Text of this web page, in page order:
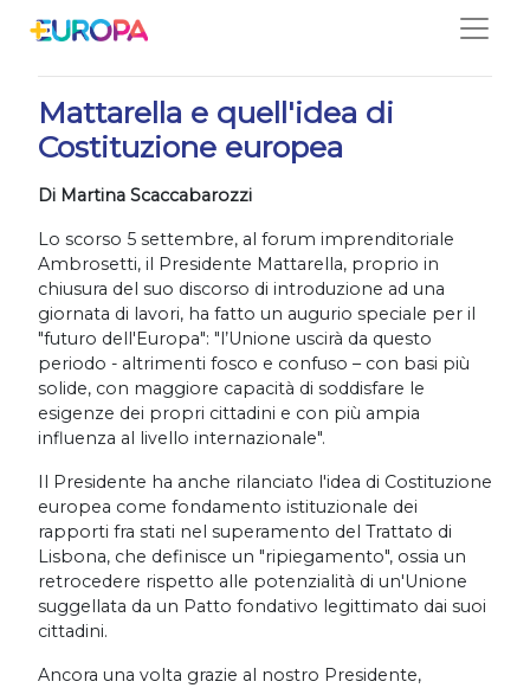
07/10/2020
Mattarella e quell'idea di
Costituzione europea
Di Martina Scaccabarozzi
Lo scorso 5 settembre, al forum imprenditoriale
Ambrosetti, il Presidente Mattarella, proprio in
chiusura del suo discorso di introduzione ad una
giornata di lavori, ha fatto un augurio speciale per il
"futuro dell'Europa": "l’Unione uscirà da questo
periodo - altrimenti fosco e confuso – con basi più
solide, con maggiore capacità di soddisfare le
esigenze dei propri cittadini e con più ampia
influenza al livello internazionale".
Il Presidente ha anche rilanciato l'idea di Costituzione
europea come fondamento istituzionale dei
rapporti fra stati nel superamento del Trattato di
Lisbona, che definisce un "ripiegamento", ossia un
retrocedere rispetto alle potenzialità di un'Unione
suggellata da un Patto fondativo legittimato dai suoi
cittadini.
Ancora una volta grazie al nostro Presidente,